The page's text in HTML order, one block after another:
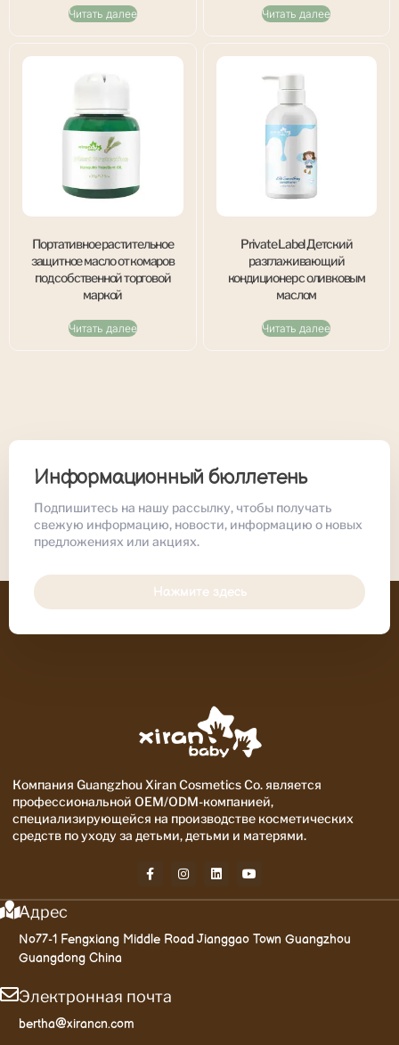
Читать далее Читать далее
Портативное растительное
защитное масло от комаров
под собственной торговой
маркой
Читать далее
Private Label Детский
разглаживающий
кондиционер с оливковым
маслом
Читать далее
Информационный бюллетень
Подпишитесь на нашу рассылку, чтобы получать
свежую информацию, новости, информацию о новых
предложениях или акциях.
Нажмите здесь
Компания Guangzhou Xiran Cosmetics Co. является
профессиональной OEM/ODM-компанией,
специализирующейся на производстве косметических
средств по уходу за детьми, детьми и матерями.
Адрес
No77-1 Fengxiang Middle Road Jianggao Town Guangzhou
Guangdong China
Электронная почта
bertha@xirancn.com